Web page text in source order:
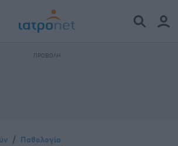
Παθολογία